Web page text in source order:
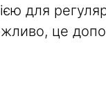
для
це